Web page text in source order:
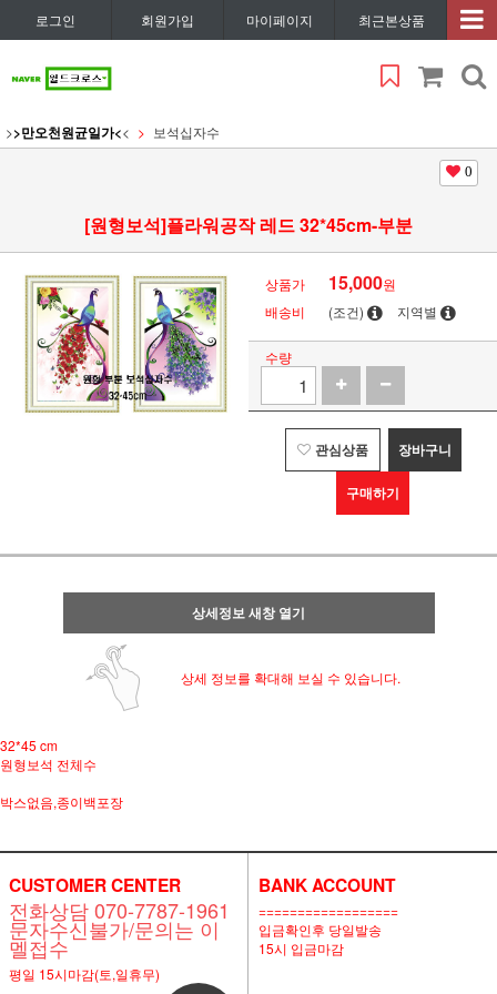
로그인 회원가입 마이페이지 최근본상품
>>만오천원균일가<< 보석십자수
0
[원형보석]플라워공작 레드 32*45cm-부분
상품가 15,000원
배송비
(조건) 지역별
수량
관심상품 장바구니
구매하기
상세정보 새창 열기
상세 정보를 확대해 보실 수 있습니다.
32*45 cm
원형보석 전체수
박스없음,종이백포장
CUSTOMER CENTER
전화상담 070-7787-1961
문자수신불가/문의는 이
멜접수
평일 15시마감(토,일휴무)
BANK ACCOUNT
==================
입금확인후 당일발송
15시 입금마감